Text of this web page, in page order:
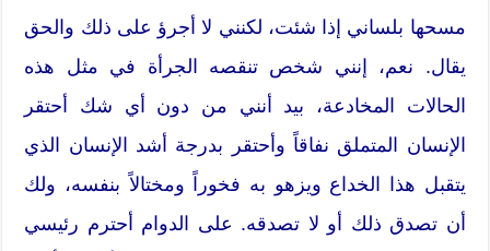
مسحها بلساني إذا شئت، لكنني لا أجرؤ على ذلك والحق
يقال. نعم، إنني شخص تنقصه الجرأة في مثل هذه
الحالات المخادعة، بيد أنني من دون أي شك أحتقر
الإنسان المتملق نفاقاً وأحتقر بدرجة أشد الإنسان الذي
يتقبل هذا الخداع ويزهو به فخوراً ومختالاً بنفسه، ولك
أن تصدق ذلك أو لا تصدقه. على الدوام أحترم رئيسي